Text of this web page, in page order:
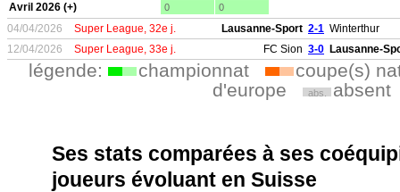
Avril 2026 (+) 0 0
04/04/2026 Super League, 32e j. Lausanne-Sport 2-1 Winterthur
12/04/2026
Super League, 33e j. FC Sion 3-0 Lausanne-
légende: championnat
coupe(s)
d'europe
abs. absent
Ses stats comparées à ses
joueurs évoluant en Suisse